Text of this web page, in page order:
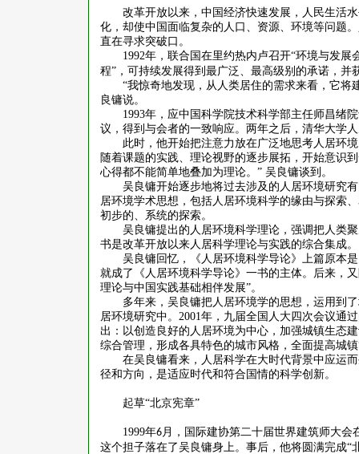
改革开放以来，中国经济快速发展，人民生活
化，却使中国面临复杂的人口、资源、环境等问题
直在寻求突破口。
1992年，联合国在里约热内卢召开“环境与发展
程”，可持续发展得到最广泛、最高级别的承诺，并
“我惊奇地发现，从人类居住的需求来看，它
良镛说。
1993年，应中国科学院技术科学部主任师昌绪
议，得到与会者的一致响应。两年之后，清华大学
此时，他开始把注意力放在广泛地思考人居环
随着课题的实践、理论视野的逐步展拓，开始意识
心得都不能简单地叠加为理论。” 吴良镛谈到。
吴良镛开始逐步地将过去涉及的人居环境研究
居环境学术思想，包括人居环境科学的缘由与探索
初步的、系统的探索。
吴良镛提出的人居环境科学理论，强调把人类
书是改革开放以来人居科学理论与实践的综合集成。
吴良镛回忆，《人居环境科学导论》上篇原本
就成了《人居环境科学导论》一书的主体。后来，
理论与中国实践基础相伴发展”。
多年来，吴良镛把人居环境学的思想，运用到
居环境研究中。 2001年，九届全国人大四次会议通
出：以创造良好的人居环境为中心，加强城镇生态
综合管理，形成各具特色的城市风格，全面提高城
在吴良镛看来，人居科学在大时代背景中应运
径和方向，是适应时代和符合国情的科学创新。
起草“北京宪章”
1999年6月，国际建协第二十届世界建筑师大会
这个担子落在了吴良镛身上。事后，他将圆满完成